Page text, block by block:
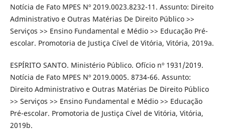
Notícia de Fato MPES Nº 2019.0023.8232-11. Assunto: Direito
Administrativo e Outras Matérias De Direito Público >>
Serviços >> Ensino Fundamental e Médio >> Educação Pré-
escolar. Promotoria de Justiça Cível de Vitória, Vitória, 2019a.
ESPÍRITO SANTO. Ministério Público. Ofício nº 1931/2019.
Notícia de Fato MPES Nº 2019.0005. 8734-66. Assunto:
Direito Administrativo e Outras Matérias De Direito Público
>> Serviços >> Ensino Fundamental e Médio >> Educação
Pré-escolar. Promotoria de Justiça Cível de Vitória, Vitória,
2019b.